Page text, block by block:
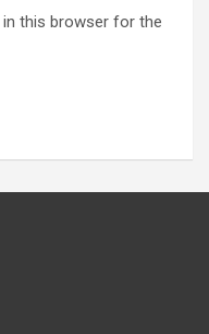
in this browser for the